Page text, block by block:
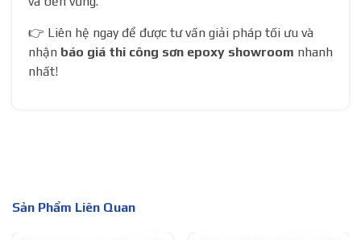
👉 Liên hệ ngay để được tư vấn giải pháp tối ưu và
nhận báo giá thi công sơn epoxy showroom nhanh
nhất!
Sản Phẩm Liên Quan